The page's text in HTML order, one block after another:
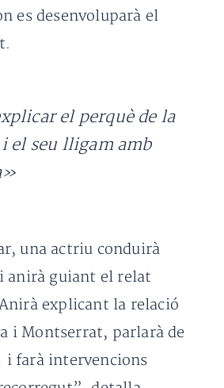
es desenvoluparà el
el perquè de la
el seu lligam amb
una actriu conduirà
anirà guiant el relat
explicant la relació
i Montserrat, parlarà de
farà intervencions